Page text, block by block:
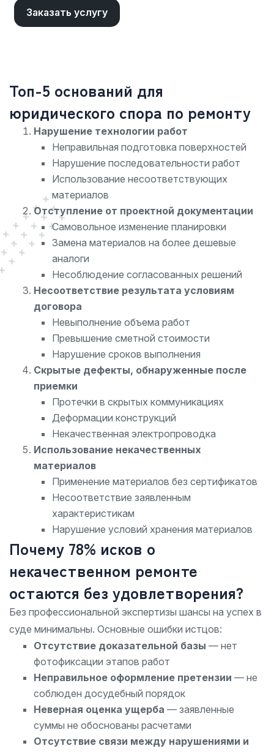
Заказать услугу
Топ-5 оснований для
юридического спора по ремонту
Нарушение технологии работ
Неправильная подготовка поверхностей
Нарушение последовательности работ
Использование несоответствующих
материалов
Отступление от проектной документации
Самовольное изменение планировки
Замена материалов на более дешевые
аналоги
Несоблюдение согласованных решений
Несоответствие результата условиям
договора
Невыполнение объема работ
Превышение сметной стоимости
Нарушение сроков выполнения
Скрытые дефекты, обнаруженные после
приемки
Протечки в скрытых коммуникациях
Деформации конструкций
Некачественная электропроводка
Использование некачественных
материалов
Применение материалов без сертификатов
Несоответствие заявленным
характеристикам
Нарушение условий хранения материалов
Почему 78% исков о
некачественном ремонте
остаются без удовлетворения?
Без профессиональной экспертизы шансы на успех в
суде минимальны. Основные ошибки истцов:
Отсутствие доказательной базы — нет
фотофиксации этапов работ
Неправильное оформление претензии — не
соблюден досудебный порядок
Неверная оценка ущерба — заявленные
суммы не обоснованы расчетами
Отсутствие связи между нарушениями и